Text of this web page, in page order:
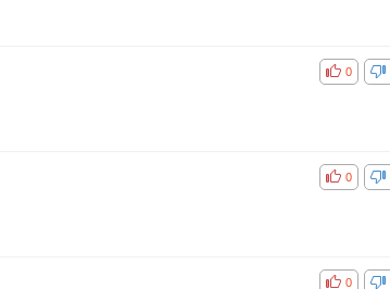
비공감
0
비공감
0
비공감
0